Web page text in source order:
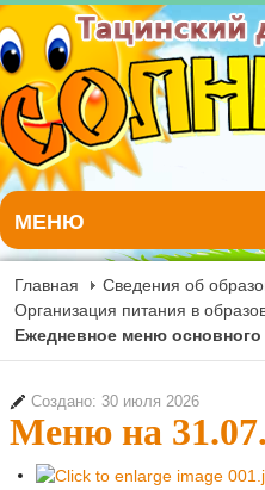
МЕНЮ
Главная
Сведения об
Организация питания в
Ежедневное меню основного
Создано: 30 июля 2026
Меню на